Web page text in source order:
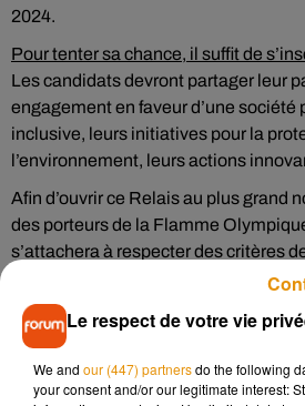
2024.
Pour tenter sa chance, il suffit de
Les candidats devront partager leur
engagement en faveur d’une société
inclusive, leurs initiatives pour la
l’environnement, leurs actions
Afin d’ouvrir ce Relais au plus grand
des porteurs de la Flamme
s’attachera à respecter des critères
personnes en situation de handicap
toutes générations.
Un Relais collectif de la Flamme
région
Le respect de votre vie
We and our (447) partnersdo the following
your consent and/or our legitimate interest: